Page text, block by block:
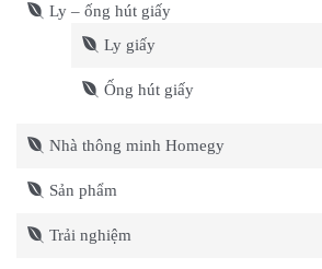
Ly – ống hút giấy
Ly giấy
Ống hút giấy
Nhà thông minh Homegy
Sản phẩm
Trải nghiệm